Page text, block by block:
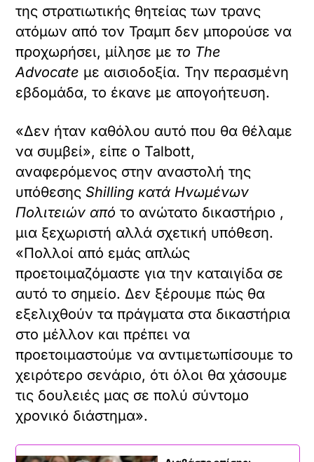
της στρατιωτικής θητείας των τρανς
ατόμων από τον Τραμπ δεν μπορούσε να
προχωρήσει, μίλησε με το The
Advocate με αισιοδοξία. Την περασμένη
εβδομάδα, το έκανε με απογοήτευση.
«Δεν ήταν καθόλου αυτό που θα θέλαμε
να συμβεί», είπε ο Talbott,
αναφερόμενος στην αναστολή της
υπόθεσηςShilling κατά Ηνωμένων
Πολιτειών από το ανώτατο δικαστήριο ,
μια ξεχωριστή αλλά σχετική υπόθεση.
«Πολλοί από εμάς απλώς
προετοιμαζόμαστε για την καταιγίδα σε
αυτό το σημείο. Δεν ξέρουμε πώς θα
εξελιχθούν τα πράγματα στα δικαστήρια
στο μέλλον και πρέπει να
προετοιμαστούμε να αντιμετωπίσουμε το
χειρότερο σενάριο, ότι όλοι θα χάσουμε
τις δουλειές μας σε πολύ σύντομο
χρονικό διάστημα».